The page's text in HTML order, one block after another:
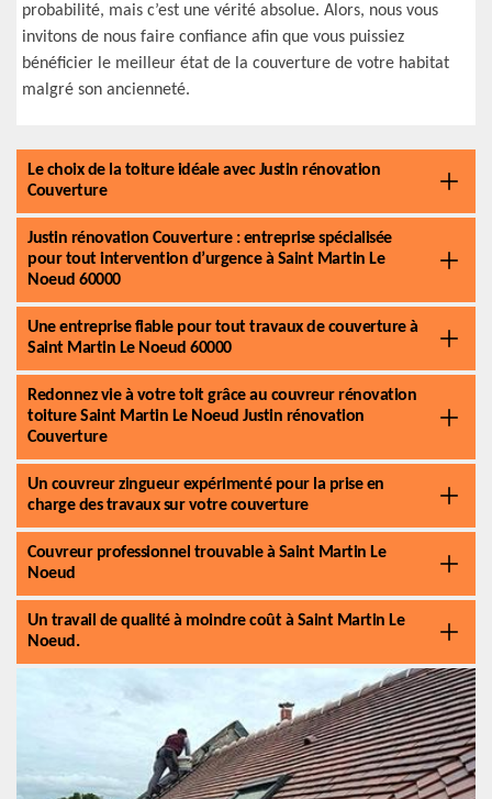
probabilité, mais c’est une vérité absolue. Alors, nous vous
invitons de nous faire confiance afin que vous puissiez
bénéficier le meilleur état de la couverture de votre habitat
malgré son ancienneté.
Le choix de la toiture idéale avec Justin rénovation
Couverture
Justin rénovation Couverture : entreprise spécialisée
pour tout intervention d’urgence à Saint Martin Le
Noeud 60000
Une entreprise fiable pour tout travaux de couverture à
Saint Martin Le Noeud 60000
Redonnez vie à votre toit grâce au couvreur rénovation
toiture Saint Martin Le Noeud Justin rénovation
Couverture
Un couvreur zingueur expérimenté pour la prise en
charge des travaux sur votre couverture
Couvreur professionnel trouvable à Saint Martin Le
Noeud
Un travail de qualité à moindre coût à Saint Martin Le
Noeud.